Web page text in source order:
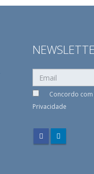
Concordo com
Privacidade